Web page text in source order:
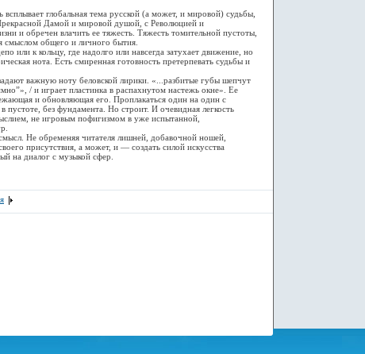
глобальная тема русской (а может, и мировой) судьбы,
Дамой и мировой душой, с Революцией и
и обречен влачить ее тяжесть. Тяжесть томительной пустоты,
смыслом общего и личного бытия.
к кольцу, где надолго или навсегда затухает движение, но
нота. Есть смиренная готовность претерпевать судьбы и
важную ноту беловской лирики. «...разбитые губы шепчут
/ и играет пластинка в распахнутом настежь окне». Ее
и обновляющая его. Проплакаться один на один с
без фундамента. Но строит. И очевидная легкость
не игровым пофигизмом в уже испытанной,
Не обременяя читателя лишней, добавочной ношей,
присутствия, а может, и — создать силой искусства
на диалог с музыкой сфер.